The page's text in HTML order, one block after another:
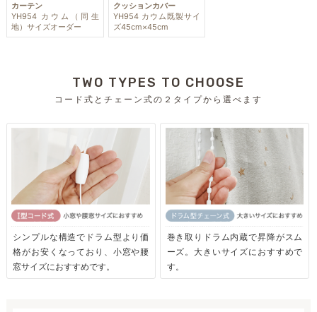
カーテン
YH954 カウム（同生
地）サイズオーダー
クッションカバー
YH954 カウム既製サイ
ズ45cm×45cm
TWO TYPES TO CHOOSE
コード式とチェーン式の２タイプから選べます
シンプルな構造でドラム型より価
格がお安くなっており、小窓や腰
窓サイズにおすすめです。
巻き取りドラム内蔵で昇降がスム
ーズ。大きいサイズにおすすめで
す。